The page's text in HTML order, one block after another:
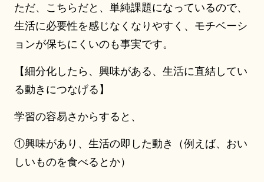
ただ、こちらだと、単純課題になっているので、
生活に必要性を感じなくなりやすく、モチベーシ
ョンが保ちにくいのも事実です。
【細分化したら、興味がある、生活に直結してい
る動きにつなげる】
学習の容易さからすると、
①興味があり、生活の即した動き（例えば、おい
しいものを食べるとか）